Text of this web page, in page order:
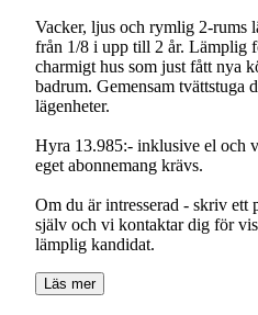
Vacker, ljus och rymlig 2-rums
från 1/8 i upp till 2 år. Lämplig
charmigt hus som just fått nya
badrum. Gemensam tvättstuga
lägenheter.
Hyra 13.985:- inklusive el och
eget abonnemang krävs.
Om du är intresserad - skriv ett
själv och vi kontaktar dig för
Läs mer